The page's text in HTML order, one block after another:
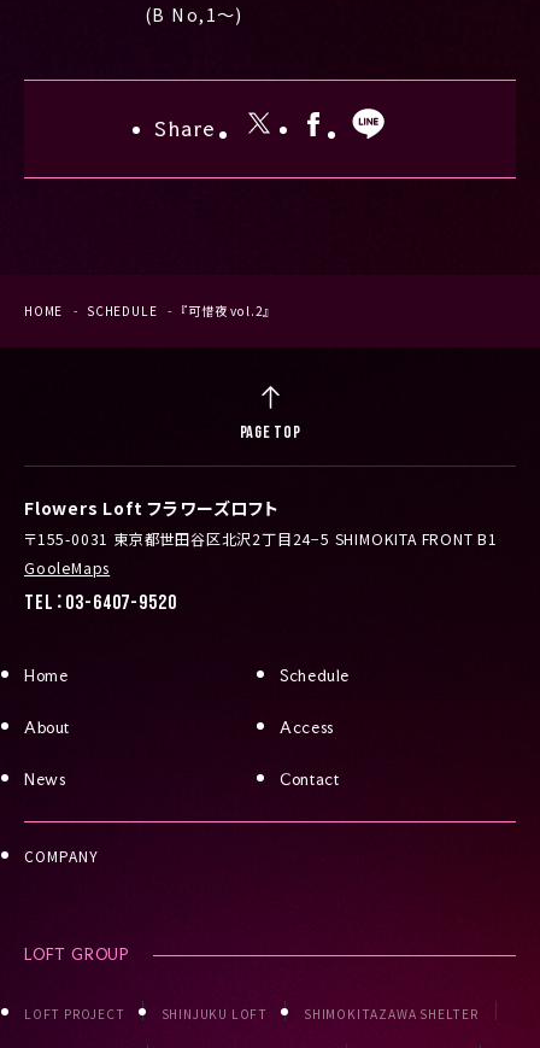
(B No,1〜)
Share
HOME SCHEDULE 『可惜夜 vol.2』
Flowers Loft フラワーズロフト
〒155-0031 東京都世田谷区北沢2丁目24−5 SHIMOKITA FRONT B1
GooleMaps
TEL：03-6407-9520
Home Schedule
About Access
News Contact
COMPANY
LOFT GROUP
LOFT PROJECT SHINJUKU LOFT SHIMOKITAZAWA SHELTER
PAGE TOP